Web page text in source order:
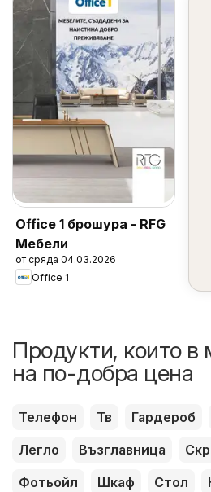
Office 1 брошура - RFG
Мебели
от сряда 04.03.2026
Office 1
Продукти, които в
на по-добра цена
Телефон Тв Гардероб
Легло
Възглавница
Фотьойл
Шкаф Стол